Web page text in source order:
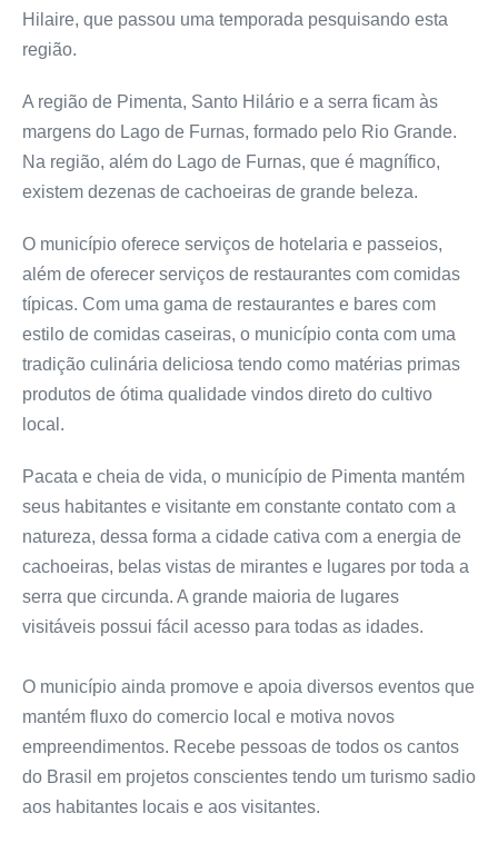
Hilaire, que passou uma temporada pesquisando esta
região.
A região de Pimenta, Santo Hilário e a serra ficam às
margens do Lago de Furnas, formado pelo Rio Grande.
Na região, além do Lago de Furnas, que é magnífico,
existem dezenas de cachoeiras de grande beleza.
O município oferece serviços de hotelaria e passeios,
além de oferecer serviços de restaurantes com comidas
típicas. Com uma gama de restaurantes e bares com
estilo de comidas caseiras, o município conta com uma
tradição culinária deliciosa tendo como matérias primas
produtos de ótima qualidade vindos direto do cultivo
local.
Pacata e cheia de vida, o município de Pimenta mantém
seus habitantes e visitante em constante contato com a
natureza, dessa forma a cidade cativa com a energia de
cachoeiras, belas vistas de mirantes e lugares por toda a
serra que circunda. A grande maioria de lugares
visitáveis possui fácil acesso para todas as idades.
O município ainda promove e apoia diversos eventos que
mantém fluxo do comercio local e motiva novos
empreendimentos. Recebe pessoas de todos os cantos
do Brasil em projetos conscientes tendo um turismo sadio
aos habitantes locais e aos visitantes.